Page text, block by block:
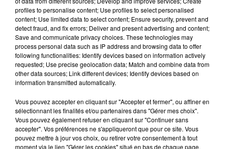
5 août 2026
MANGER SAINEMENT COÛTE 25 %
PLUS CHER QU'IL Y A CINQ ANS,
ALERTE L’ONU
RETROUVEZ TOUTE L'ACTU DE LA RÉGION ET
RECEVEZ LES ALERTES INFOS DE LA RÉDACTION
EN TÉLÉCHARGEANT L'APPLICATION MOBILE
RCA
profiles to personalise content; Use profiles to select personalised
content; Use limited data to select content; Ensure security, prevent and
detect fraud, and fix errors; Deliver and present advertising and content;
Save and communicate privacy choices. These technologies may
process personal data such as IP address and browsing data to offer
following functionalities: Identify devices based on information actively
requested; Use precise geolocation data; Match and combine data from
other data sources; Link different devices; Identify devices based on
information transmitted automatically.
Vous pouvez accepter en cliquant sur "Accepter et fermer", ou affiner en
sélectionnant les finalités et/ou partenaires dans "Gérer mes choix".
Vous pouvez également refuser en cliquant sur "Continuer sans
accepter". Vos préférences ne s'appliqueront que pour ce site. Vous
pouvez mettre à jour vos choix, ou retirer votre consentement à tout
moment via le lien "Gérer les cookies" situé en bas de chaque page.